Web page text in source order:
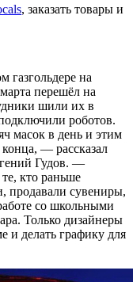
, заказать товары и
на
перешёл на
шили их в
роботов.
масок в день и этим
— рассказал
Гудов. —
кто раньше
продавали сувениры,
со школьными
Только дизайнеры
и делать графику для